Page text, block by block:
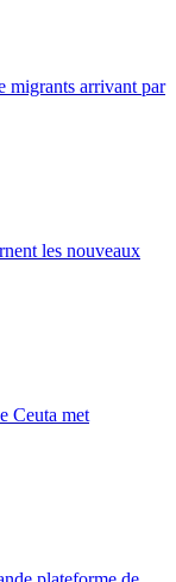
migrants arrivant par
les nouveaux
Ceuta met